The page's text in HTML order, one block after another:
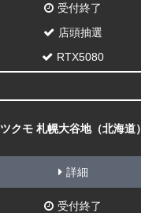
受付終了
店頭抽選
RTX5080
ツクモ 札幌大谷地（北海道）
詳細
受付終了